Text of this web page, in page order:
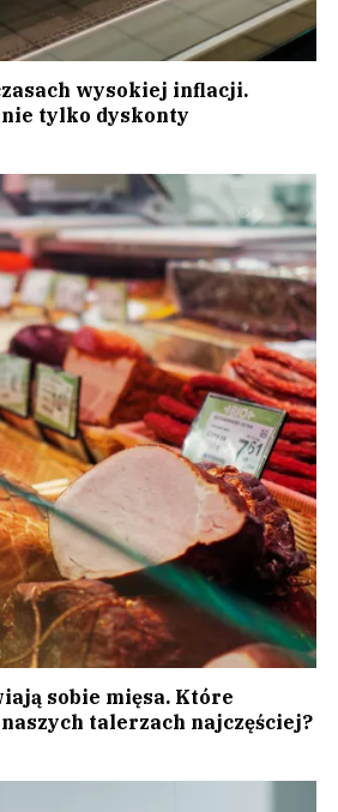
wysokiej inflacji.
tylko dyskonty
sobie mięsa. Które
talerzach najczęściej?